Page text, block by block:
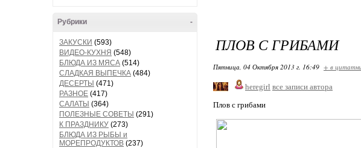
-
Рубрики
ЗАКУСКИ (593)
ВИДЕО-КУХНЯ (548)
БЛЮДА ИЗ МЯСА (514)
СЛАДКАЯ ВЫПЕЧКА (484)
ДЕСЕРТЫ (471)
РАЗНОЕ (417)
САЛАТЫ (364)
ПОЛЕЗНЫЕ СОВЕТЫ (291)
К ПРАЗДНИКУ (273)
БЛЮДА ИЗ РЫБЫ и
МОРЕПРОДУКТОВ (237)
ПЛОВ С ГРИБАМИ
Пятница, 04 Октября 2013 г. 16:49 + в
heregirl все записи автора
Плов с грибами